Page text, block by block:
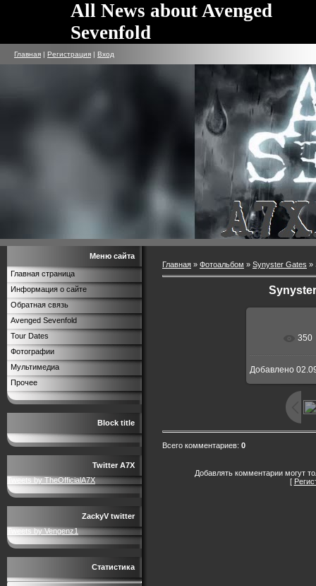
All News about Avenged
Sevenfold
Главная | Регистрация | Вход
Меню сайта
Главная страница
Информация о сайте
Обратная связь
Avenged Sevenfold
Tour Dates
Фотографии
Мультимедиа
Прочее
Block title
Twitter A7X
Tweets by TheOfficialA7X
ZackyV twitter
Tweets by Vengenz1
Статистика
Главная » Фотоальбом » Synyster Gates »
В 350
Добавлено
Всего комментариев: 0
Добавлять комментарии могут
[